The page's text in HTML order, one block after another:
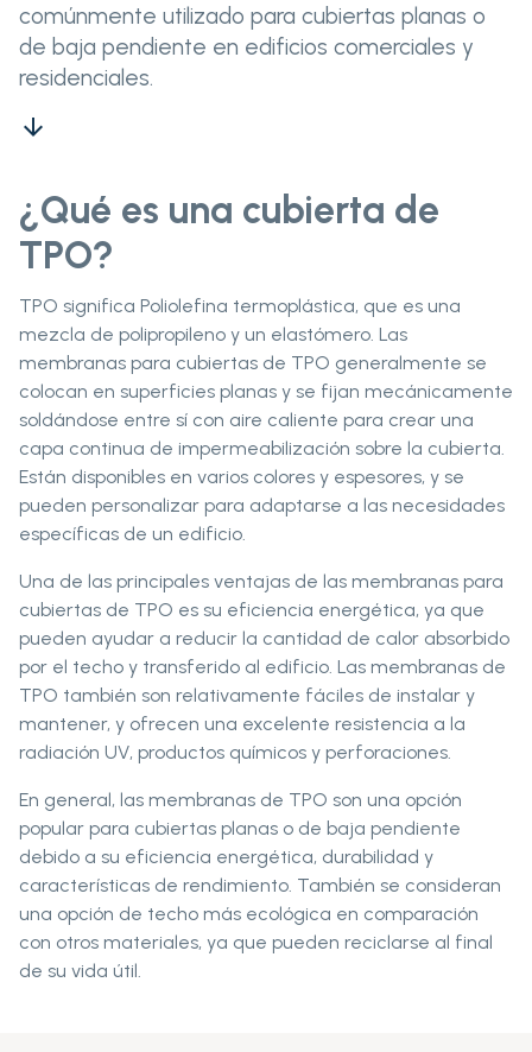
comúnmente utilizado para cubiertas planas o
de baja pendiente en edificios comerciales y
residenciales.
arrow_downward
¿Qué es una cubierta de
TPO?
TPO significa Poliolefina termoplástica, que es una
mezcla de polipropileno y un elastómero. Las
membranas para cubiertas de TPO generalmente se
colocan en superficies planas y se fijan mecánicamente
soldándose entre sí con aire caliente para crear una
capa continua de impermeabilización sobre la cubierta.
Están disponibles en varios colores y espesores, y se
pueden personalizar para adaptarse a las necesidades
específicas de un edificio.
Una de las principales ventajas de las membranas para
cubiertas de TPO es su eficiencia energética, ya que
pueden ayudar a reducir la cantidad de calor absorbido
por el techo y transferido al edificio. Las membranas de
TPO también son relativamente fáciles de instalar y
mantener, y ofrecen una excelente resistencia a la
radiación UV, productos químicos y perforaciones.
En general, las membranas de TPO son una opción
popular para cubiertas planas o de baja pendiente
debido a su eficiencia energética, durabilidad y
características de rendimiento. También se consideran
una opción de techo más ecológica en comparación
con otros materiales, ya que pueden reciclarse al final
de su vida útil.